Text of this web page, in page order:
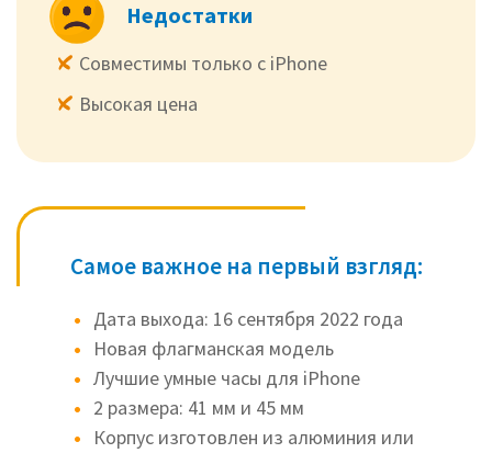
Недостатки
Совместимы только с iPhone
Высокая цена
Самое важное на первый взгляд:
Дата выхода: 16 сентября 2022 года
Новая флагманская модель
Лучшие умные часы для iPhone
2 размера: 41 мм и 45 мм
Корпус изготовлен из алюминия или